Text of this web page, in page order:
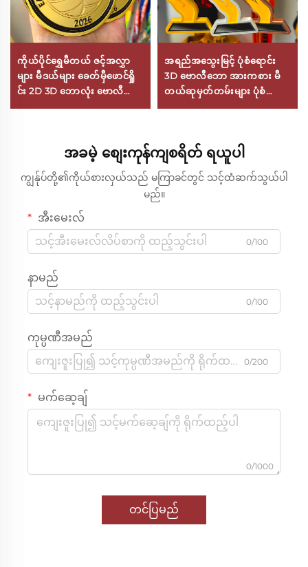
ကိုယ်ပိုင်ရွှေမီတယ် ဇင့်အလွှာ
များ မီဒယ်များ ခေတ်မှီဖောင်ရှို
င်း 2D 3D ဘောလုံး ဗောလီဘော
အရည်အသွေးမြင့် ပုံစံရောင်း
3D ဗောလီဘော အားကစား မီ
တယ်ဆုမှတ်တမ်းများ ပုံစံ
အခမဲ့ စျေးကုန်ကျစရိတ် ရယူပါ
ကျွန်ုပ်တို့၏ကိုယ်စားလှယ်သည် မကြာခင်တွင် သင့်ထံဆက်သွယ်ပါ
မည်။
အီးမေးလ်
0/100
နာမည်
0/100
ကုမ္ပဏီအမည်
0/200
မက်ဆေ့ချ်
0/1000
တင်ပြမည်